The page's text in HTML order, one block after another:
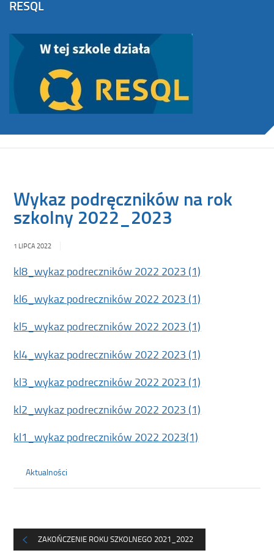
RESQL
Wykaz podręczników na rok
szkolny 2022_2023
1 LIPCA 2022
kl8_wykaz podreczników 2022 2023 (1)
kl6_wykaz podreczników 2022 2023 (1)
kl5_wykaz podreczników 2022 2023 (1)
kl4_wykaz podreczników 2022 2023 (1)
kl3_wykaz podreczników 2022 2023 (1)
kl2_wykaz podreczników 2022 2023 (1)
kl1_wykaz podreczników 2022 2023(1)
Aktualności
ZAKOŃCZENIE ROKU SZKOLNEGO 2021_2022